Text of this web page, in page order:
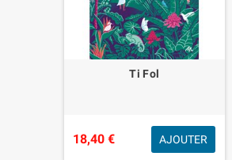
Ti Fol
18,40 € AJOUTER